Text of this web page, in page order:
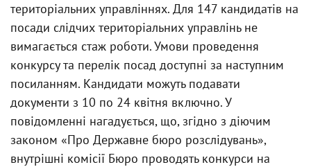
територіальних управліннях. Для 147 кандидатів на
посади слідчих територіальних управлінь не
вимагається стаж роботи. Умови проведення
конкурсу та перелік посад доступні за наступним
посиланням. Кандидати можуть подавати
документи з 10 по 24 квітня включно. У
повідомленні нагадується, що, згідно з діючим
законом «Про Державне бюро розслідувань»,
внутрішні комісії Бюро проводять конкурси на